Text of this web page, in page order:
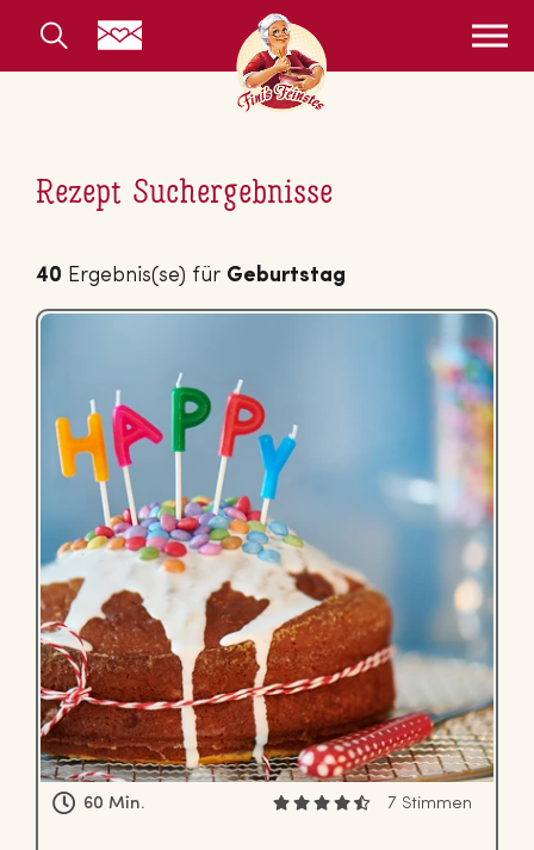
Rezept Suchergebnisse
40 Ergebnis(se) für Geburtstag
60 Min. 7 Stimmen